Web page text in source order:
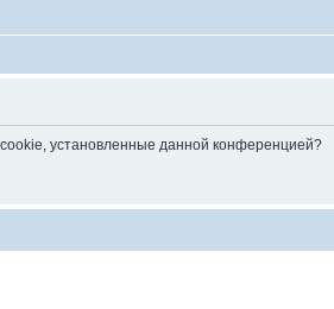
установленные данной конференцией?